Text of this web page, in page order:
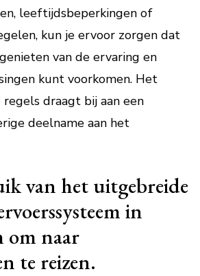
leeftijdsbeperkingen of
kun je ervoor zorgen dat
van de ervaring en
kunt voorkomen. Het
regels draagt bij aan een
deelname aan het
van het uitgebreide
in
om naar
te reizen.